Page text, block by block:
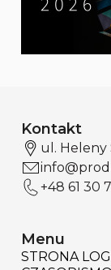
Kontakt
ul. Heleny
+48 61 30
Menu
STRONA